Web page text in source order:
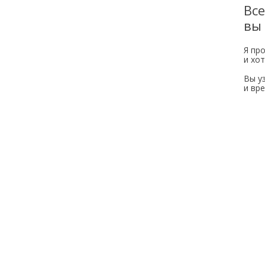
вы
Я
и
Вы
и